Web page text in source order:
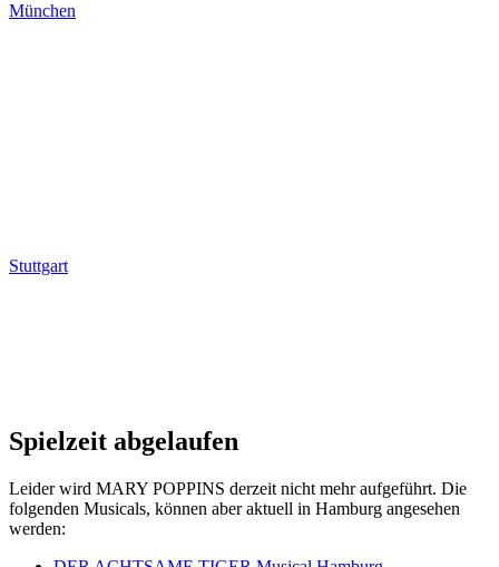
München
Stuttgart
Spielzeit abgelaufen
Leider wird MARY POPPINS derzeit nicht mehr aufgeführt. Die
folgenden Musicals, können aber aktuell in Hamburg angesehen
werden: